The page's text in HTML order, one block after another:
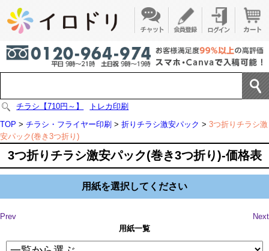
チラシ【710円～】
トレカ印刷
TOP > チラシ・フライヤー印刷 > 折りチラシ激安パック > 3つ折りチラシ激
安パック(巻き3つ折り)
3つ折りチラシ激安パック(巻き3つ折り)-価格表
用紙を選択してください
Prev
Next
用紙一覧